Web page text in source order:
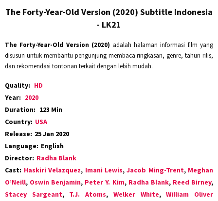
The Forty-Year-Old Version (2020) Subtitle Indonesia
- LK21
The Forty-Year-Old Version (2020) adalah halaman informasi film yang
disusun untuk membantu pengunjung membaca ringkasan, genre, tahun rilis,
dan rekomendasi tontonan terkait dengan lebih mudah.
Quality: HD
Year: 2020
Duration: 123 Min
Country: USA
Release: 25 Jan 2020
Language: English
Director: Radha Blank
Cast: Haskiri Velazquez, Imani Lewis,Jacob Ming-Trent, Meghan
O’Neill, Oswin Benjamin, Peter Y. Kim, Radha Blank, Reed Birney,
Stacey Sargeant, T.J. Atoms, Welker White,William Oliver